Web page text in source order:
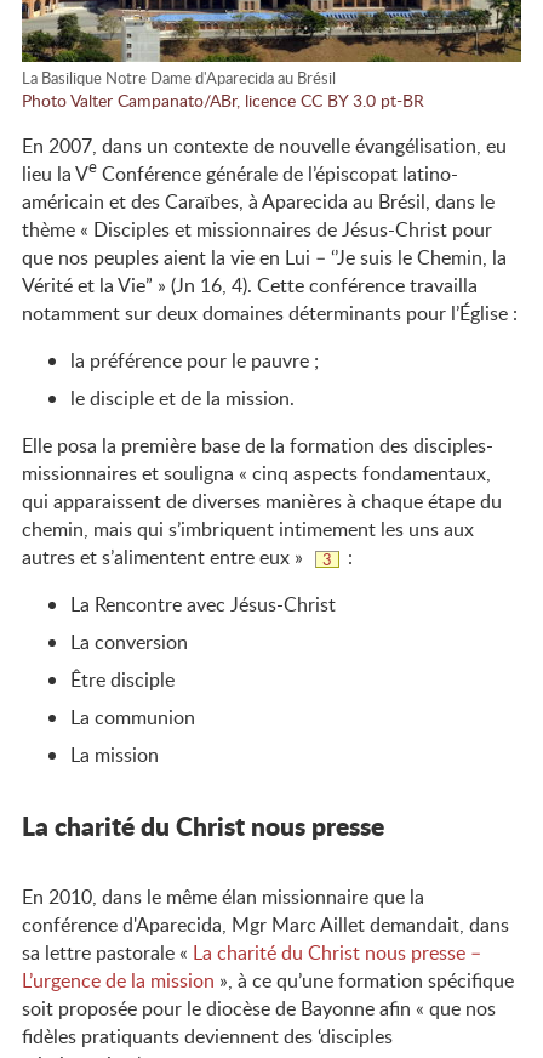
Une
formation
pour qui ?
Les frais de
formation
À l’origine
du Parcours
La Basilique Notre Dame d'Aparecida au Brésil
Photo Valter Campanato/ABr, licence CC BY 3.0 pt-BR
En 2007, dans un contexte de nouvelle évangélisation, eu
lieu la Ve Conférence générale de l’épiscopat latino-
américain et des Caraïbes, à Aparecida au Brésil, dans le
thème « Disciples et missionnaires de Jésus-Christ pour
que nos peuples aient la vie en Lui – ‘’Je suis le Chemin, la
Vérité et la Vie” » (Jn 16, 4). Cette conférence travailla
notamment sur deux domaines déterminants pour l’Église :
la préférence pour le pauvre ;
le disciple et de la mission.
Elle posa la première base de la formation des disciples-
missionnaires et souligna « cinq aspects fondamentaux,
qui apparaissent de diverses manières à chaque étape du
chemin, mais qui s’imbriquent intimement les uns aux
autres et s’alimentent entre eux »
Note
de
de
page
3
:
La Rencontre avec Jésus-Christ
La conversion
Être disciple
La communion
La mission
La charité du Christ nous presse
En 2010, dans le même élan missionnaire que la
conférence d'Aparecida, Mgr Marc Aillet demandait, dans
sa lettre pastorale « La charité du Christ nous presse –
L’urgence de la mission », à ce qu’une formation spécifique
soit proposée pour le diocèse de Bayonne afin « que nos
fidèles pratiquants deviennent des ‘disciples